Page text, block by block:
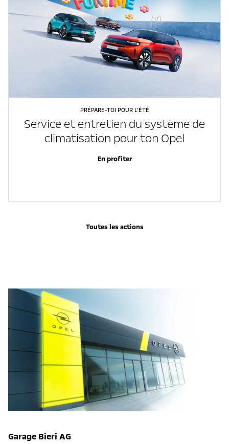
PRÉPARE-TOI POUR L’ÉTÉ
Service et entretien du système de
climatisation pour ton Opel
En profiter
Toutes les actions
Garage Bieri AG